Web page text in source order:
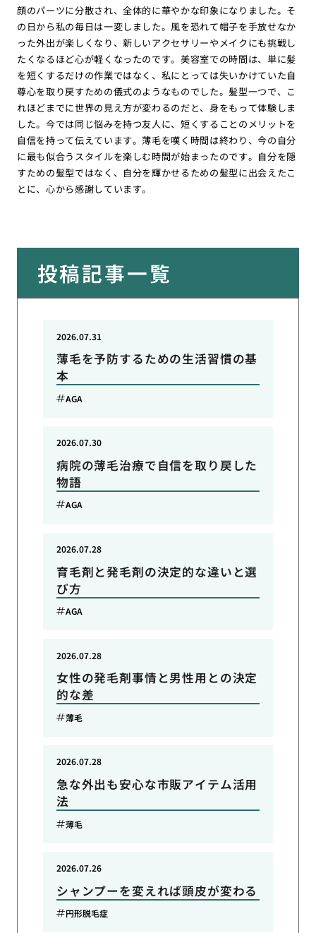
顔のパーツに分散され、全体的に華やかな印象になりました。そ
の日から私の毎日は一変しました。風を恐れて帽子を手放せなか
った外出が楽しくなり、新しいアクセサリーやメイクにも挑戦し
たくなるほど心が軽くなったのです。美容室での時間は、単に髪
を短くするだけの作業ではなく、私にとっては失いかけていた自
尊心を取り戻すための儀式のようなものでした。髪型一つで、こ
れほどまでに世界の見え方が変わるのだと、身をもって体験しま
した。今では同じ悩みを持つ友人に、短くすることのメリットを
自信を持って伝えています。薄毛を嘆く時間は終わり、今の自分
に最も似合うスタイルを楽しむ時間が始まったのです。自分を隠
すための髪型ではなく、自分を輝かせるための髪型に出会えたこ
とに、心から感謝しています。
投稿記事一覧
薄毛を予防するための生活習慣の基
本
2026.07.31
AGA
病院の薄毛治療で自信を取り戻した
物語
2026.07.30
AGA
育毛剤と発毛剤の決定的な違いと選
び方
2026.07.28
AGA
女性の発毛剤事情と男性用との決定
的な差
2026.07.28
薄毛
急な外出も安心な市販アイテム活用
法
2026.07.28
薄毛
シャンプーを変えれば頭皮が変わる
2026.07.26
円形脱毛症